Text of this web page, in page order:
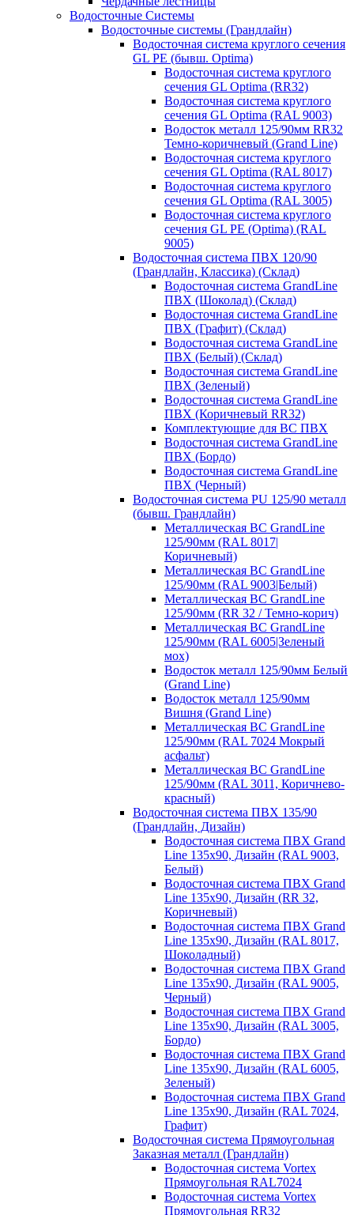
Водосточные Системы
Водосточные системы (Грандлайн)
Водосточная система круглого сечения
GL PE (бывш. Optima)
Водосточная система круглого
сечения GL Optima (RR32)
Водосточная система круглого
сечения GL Optima (RAL 9003)
Водосток металл 125/90мм RR32
Темно-коричневый (Grand Line)
Водосточная система круглого
сечения GL Optima (RAL 8017)
Водосточная система круглого
сечения GL Optima (RAL 3005)
Водосточная система круглого
сечения GL PE (Optima) (RAL
9005)
Водосточная система ПВХ 120/90
(Грандлайн, Классика) (Склад)
Водосточная система GrandLine
ПВХ (Шоколад) (Склад)
Водосточная система GrandLine
ПВХ (Графит) (Склад)
Водосточная система GrandLine
ПВХ (Белый) (Склад)
Водосточная система GrandLine
ПВХ (Зеленый)
Водосточная система GrandLine
ПВХ (Коричневый RR32)
Комплектующие для ВС ПВХ
Водосточная система GrandLine
ПВХ (Бордо)
Водосточная система GrandLine
ПВХ (Черный)
Водосточная система PU 125/90 металл
(бывш. Грандлайн)
Металлическая ВС GrandLine
125/90мм (RAL 8017|
Коричневый)
Металлическая ВС GrandLine
125/90мм (RAL 9003|Белый)
Металлическая ВС GrandLine
125/90мм (RR 32 / Темно-корич)
Металлическая ВС GrandLine
125/90мм (RAL 6005|Зеленый
мох)
Водосток металл 125/90мм Белый
(Grand Line)
Водосток металл 125/90мм
Вишня (Grand Line)
Металлическая ВС GrandLine
125/90мм (RAL 7024 Мокрый
асфальт)
Металлическая ВС GrandLine
125/90мм (RAL 3011, Коричнево-
красный)
Водосточная система ПВХ 135/90
(Грандлайн, Дизайн)
Водосточная система ПВХ Grand
Line 135х90, Дизайн (RAL 9003,
Белый)
Водосточная система ПВХ Grand
Line 135х90, Дизайн (RR 32,
Коричневый)
Водосточная система ПВХ Grand
Line 135х90, Дизайн (RAL 8017,
Шоколадный)
Водосточная система ПВХ Grand
Line 135х90, Дизайн (RAL 9005,
Черный)
Водосточная система ПВХ Grand
Line 135х90, Дизайн (RAL 3005,
Бордо)
Водосточная система ПВХ Grand
Line 135х90, Дизайн (RAL 6005,
Зеленый)
Водосточная система ПВХ Grand
Line 135х90, Дизайн (RAL 7024,
Графит)
Водосточная система Прямоугольная
Заказная металл (Грандлайн)
Водосточная система Vortex
Прямоугольная RAL7024
Водосточная система Vortex
Прямоугольная RR32